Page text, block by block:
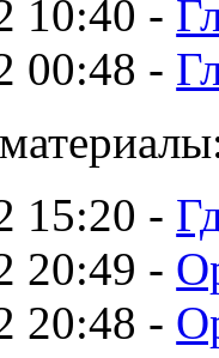
10:40 -
00:48 -
15:20 -
20:49 -
20:48 -